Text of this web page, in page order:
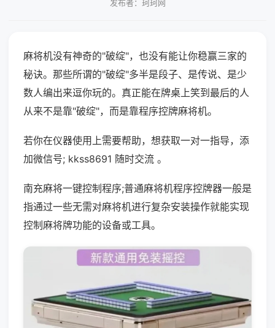
发布者：珂珂网
麻将机没有神奇的"破绽"，也没有能让你稳赢三家的
秘诀。那些所谓的"破绽"多半是段子、是传说、是少
数人编出来逗你玩的。真正能在牌桌上笑到最后的人
从来不是靠"破绽"，而是靠程序控牌麻将机。
若你在仪器使用上需要帮助，想获取一对一指导，添
加微信号; kkss8691 随时交流 。
南充麻将一键控制程序;普通麻将机程序控牌器一般是
指通过一些无需对麻将机进行复杂安装操作就能实现
控制麻将牌功能的设备或工具。